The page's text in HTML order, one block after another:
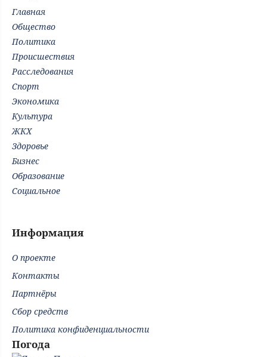
Главная
Общество
Политика
Происшествия
Расследования
Спорт
Экономика
Культура
ЖКХ
Здоровье
Бизнес
Образование
Социальное
Информация
О проекте
Контакты
Партнёры
Сбор средств
Политика конфиденциальности
Погода